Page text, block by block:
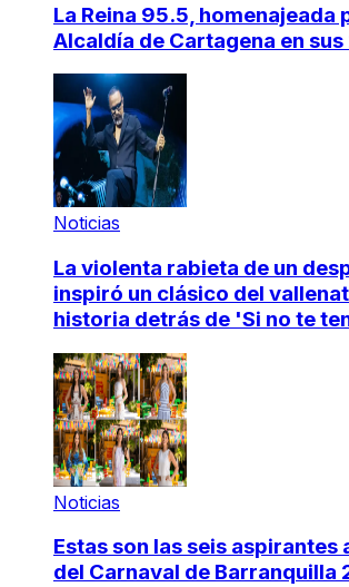
La Reina 95.5, homenajeada
Alcaldía de Cartagena en
Noticias
La violenta rabieta de un
inspiró un clásico del
historia detrás de 'Si no te
Noticias
Estas son las seis aspirantes
del Carnaval de Barranquilla